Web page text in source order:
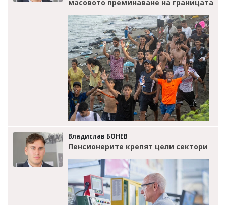
масовото преминаване на границата
Владислав БОНЕВ
Пенсионерите крепят цели сектори